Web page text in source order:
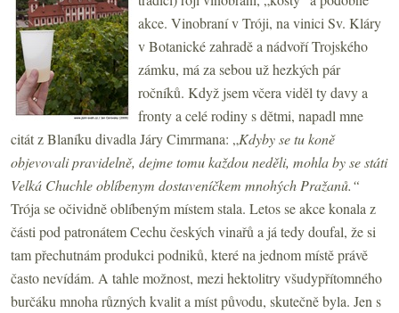
akce. Vinobraní v Tróji, na vinici Sv. Kláry
v Botanické zahradě a nádvoří Trojského
zámku, má za sebou už hezkých pár
ročníků. Když jsem včera viděl ty davy a
fronty a celé rodiny s dětmi, napadl mne
citát z Blaníku divadla Járy Cimrmana: „Kdyby se tu koně
objevovali pravidelně, dejme tomu každou neděli, mohla by se státi
Velká Chuchle oblíbenym dostaveníčkem mnohých Pražanů.“
Trója se očividně oblíbeným místem stala. Letos se akce konala z
části pod patronátem Cechu českých vinařů a já tedy doufal, že si
tam přechutnám produkci podniků, které na jednom místě právě
často nevídám. A tahle možnost, mezi hektolitry všudypřítomného
burčáku mnoha různých kvalit a míst původu, skutečně byla. Jen s